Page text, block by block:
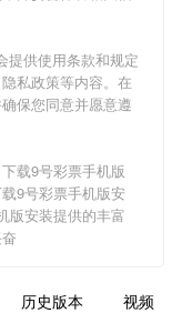
提供使用条款和规定
私政策等内容。在
保您同意并愿意遵
下载9号彩票手机版
9号彩票手机版安
版安装提供的丰富
历史版本 视频